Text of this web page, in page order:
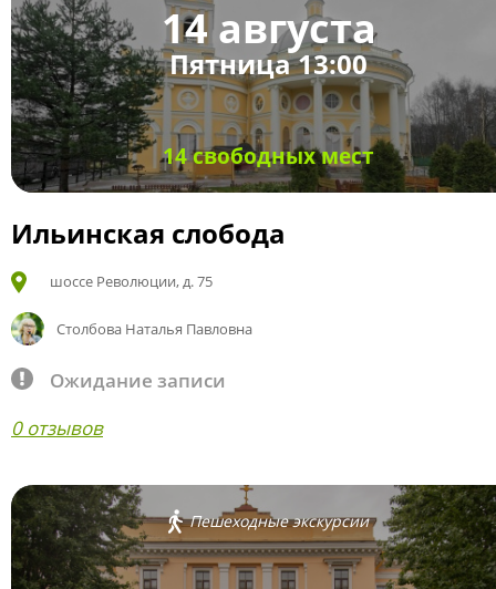
14 августа
Пятница 13:00
14 свободных мест
Ильинская слобода
шоссе Революции, д. 75
Столбова Наталья Павловна
Ожидание записи
0 отзывов
Пешеходные экскурсии